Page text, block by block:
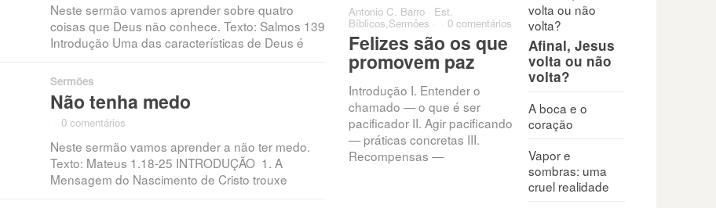
Neste sermão vamos aprender sobre quatro
coisas que Deus não conhece. Texto: Salmos 139
Introdução Uma das características de Deus é
Sermões
Não tenha medo
0 comentários
Neste sermão vamos aprender a não ter medo.
Texto: Mateus 1.18-25 INTRODUÇÃO 1. A
Mensagem do Nascimento de Cristo trouxe
Antonio C. Barro Est.
Bíblicos,Sermões 0 comentários
Felizes são os que
promovem paz
Introdução I. Entender o
chamado — o que é ser
pacificador II. Agir pacificando
— práticas concretas III.
Recompensas —
Afinal, Jesus
volta ou não
volta?
A boca e o
coração
Vapor e
sombras: uma
cruel realidade